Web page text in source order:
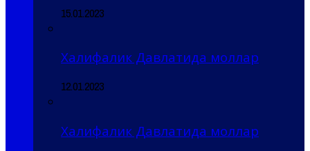
15.01.2023
Халифалик Давлатида моллар
12.01.2023
Халифалик Давлатида моллар